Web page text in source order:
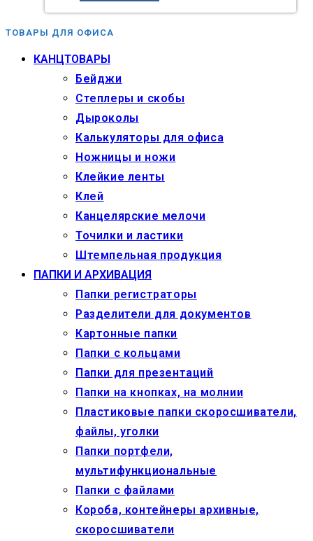
ТОВАРЫ ДЛЯ ОФИСА
КАНЦТОВАРЫ
Бейджи
Степлеры и скобы
Дыроколы
Калькуляторы для офиса
Ножницы и ножи
Клейкие ленты
Клей
Канцелярские мелочи
Точилки и ластики
Штемпельная продукция
ПАПКИ И АРХИВАЦИЯ
Папки регистраторы
Разделители для документов
Картонные папки
Папки с кольцами
Папки для презентаций
Папки на кнопках, на молнии
Пластиковые папки скоросшиватели,
файлы, уголки
Папки портфели,
мультифункциональные
Папки с файлами
Короба, контейнеры архивные,
скоросшиватели